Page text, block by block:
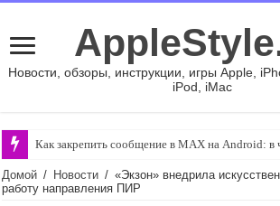
Новости, обзоры, инструкции, игры Apple,
iPod, iMac
Как закрепить сообщение в MAX на Android: в
Домой / Новости / «Экзон» внедрила
работу направления ПИР